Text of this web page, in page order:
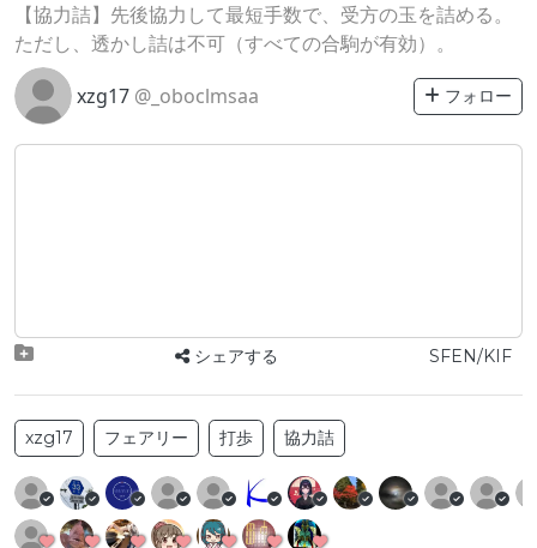
【協力詰】先後協力して最短手数で、受方の玉を詰める。
ただし、透かし詰は不可（すべての合駒が有効）。
xzg17 @_oboclmsaa フォロー
シェアする SFEN/KIF
xzg17 フェアリー 打歩 協力詰